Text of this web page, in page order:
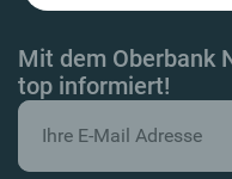
Mit dem Oberbank
top informiert!